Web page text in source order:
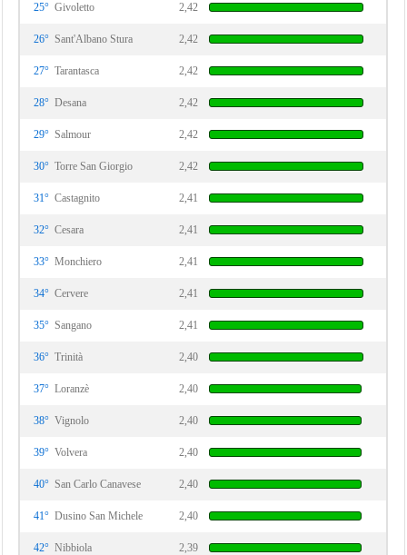
25° Givoletto 2,42
26° Sant'Albano Stura 2,42
27° Tarantasca 2,42
28° Desana 2,42
29° Salmour 2,42
30° Torre San Giorgio 2,42
31° Castagnito 2,41
32° Cesara 2,41
33° Monchiero 2,41
34° Cervere 2,41
35° Sangano 2,41
36° Trinità 2,40
37° Loranzè 2,40
38° Vignolo 2,40
39° Volvera 2,40
40° San Carlo Canavese 2,40
41° Dusino San Michele 2,40
42° Nibbiola 2,39